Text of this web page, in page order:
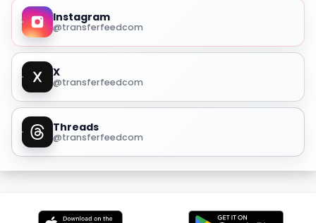
Instagram
@transferfeedcom
X
@transferfeedcom
Threads
@transferfeedcom